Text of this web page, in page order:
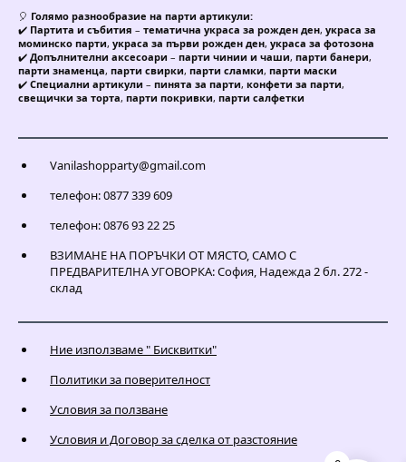
🎈 Голямо разнообразие на парти артикули:
✔️ Партита и събития – тематична украса за рожден ден, украса за
моминско парти, украса за първи рожден ден, украса за фотозона
✔️ Допълнителни аксесоари – парти чинии и чаши, парти банери,
парти знаменца, парти свирки, парти сламки, парти маски
✔️ Специални артикули – пинята за парти, конфети за парти,
свещички за торта, парти покривки, парти салфетки
Vanilashopparty@gmail.com
телефон: 0877 339 609
телефон: 0876 93 22 25
ВЗИМАНЕ НА ПОРЪЧКИ ОТ МЯСТО, САМО С
ПРЕДВАРИТЕЛНА УГОВОРКА: София, Надежда 2 бл. 272 -
склад
Ние използваме " Бисквитки"
Политики за поверителност
Условия за ползване
Условия и Договор за сделка от разстояние